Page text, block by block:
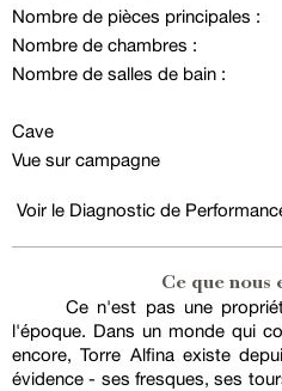
Nombre de pièces principales :
Nombre de chambres :
Nombre de salles de bain :
Cave
Vue sur campagne
Voir le Diagnostic de
Ce que nous
Ce n'est pas une
l'époque. Dans un monde qui
encore, Torre Alfina existe
évidence - ses fresques, ses